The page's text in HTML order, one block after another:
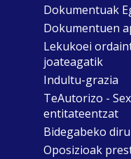
Dokumentuak
Dokumentuen
Lekukoei
joateagatik
Indultu-grazia
TeAutorizo -
entitateentzat
Bidegabeko
Oposizioak